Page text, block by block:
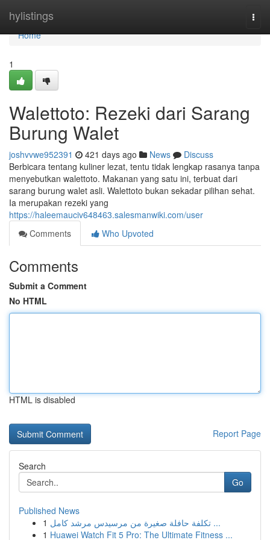
hylistings
Home
Home
1
Walettoto: Rezeki dari Sarang
Burung Walet
joshvvwe952391 421 days ago News
Discuss
Berbicara tentang kuliner lezat, tentu tidak lengkap rasanya tanpa
menyebutkan walettoto. Makanan yang satu ini, terbuat dari
sarang burung walet asli. Walettoto bukan sekadar pilihan sehat.
Ia merupakan rezeki yang
https://haleemauciv648463.salesmanwiki.com/user
Comments
Who Upvoted
Comments
Submit a Comment
No HTML
HTML is disabled
Report Page
Search
Go
Published News
1
تكلفة حافلة صغيرة من مرسيدس مرشد كامل ...
1 Huawei Watch Fit 5 Pro: The Ultimate Fitness ...